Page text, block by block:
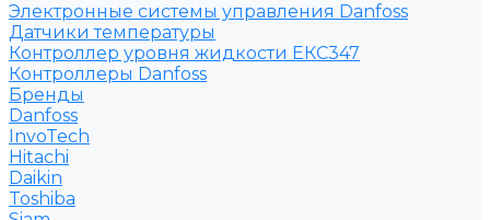
Электронные системы управления Danfoss
Датчики температуры
Контроллер уровня жидкости ЕКС347
Контроллеры Danfoss
Бренды
Danfoss
InvoTech
Hitachi
Daikin
Toshiba